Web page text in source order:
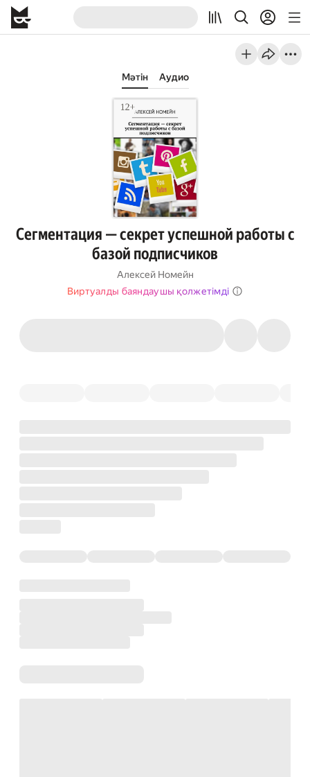
Мәтін Аудио
Сегментация — секрет успешной работы с
базой подписчиков
Алексей Номейн
Виртуалды баяндаушы қолжетімді